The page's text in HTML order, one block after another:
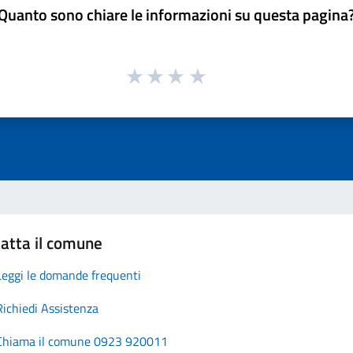
sono chiare le informazioni su questa
il comune
le domande frequenti
Assistenza
il comune 0923 920011